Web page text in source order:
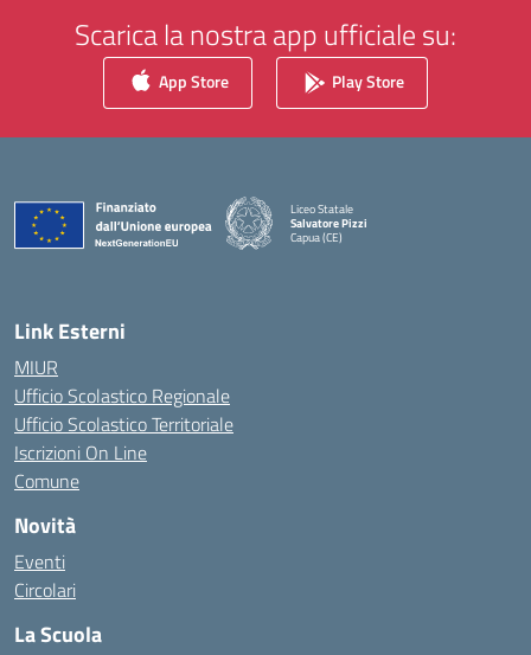
Scarica la nostra app ufficiale su:
App Store Play Store
Liceo Statale
Salvatore Pizzi
Capua (CE)
— Visita la pagina iniziale della scuola
Link Esterni
MIUR
Ufficio Scolastico Regionale
Ufficio Scolastico Territoriale
Iscrizioni On Line
Comune
Novità
Eventi
Circolari
La Scuola